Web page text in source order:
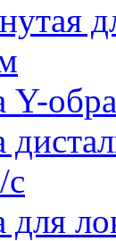
Y-
с
для